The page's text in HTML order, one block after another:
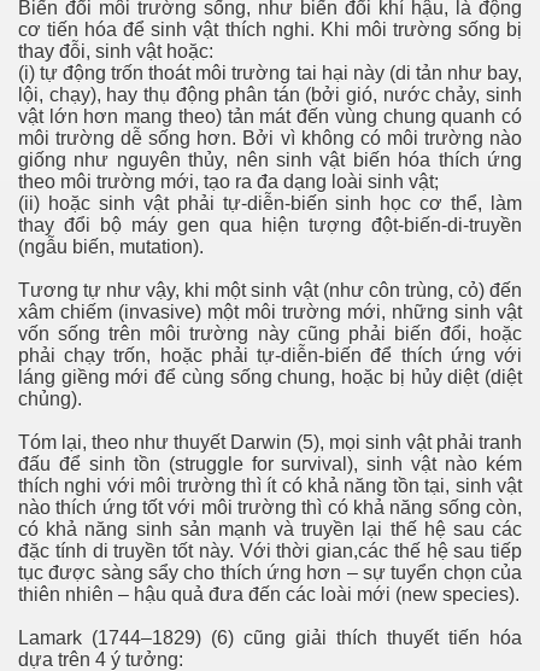
Biến đổi môi trường sống, như biến đổi khí hậu, là động
cơ tiến hóa để sinh vật thích nghi. Khi môi trường sống bị
thay đỗi, sinh vật hoặc:
(i) tự động trốn thoát môi trường tai hại này (di tản như bay,
lội, chạy), hay thụ động phân tán (bởi gió, nước chảy, sinh
vật lớn hơn mang theo) tản mát đến vùng chung quanh có
môi trường dễ sống hơn. Bởi vì không có môi trường nào
giống như nguyên thủy, nên sinh vật biến hóa thích ứng
theo môi trường mới, tạo ra đa dạng loài sinh vật;
(ii) hoặc sinh vật phải tự-diễn-biến sinh học cơ thể, làm
thay đổi bộ máy gen qua hiện tượng đột-biến-di-truyền
(ngẫu biến, mutation).
Tương tự như vậy, khi một sinh vật (như côn trùng, cỏ) đến
xâm chiếm (invasive) một môi trường mới, những sinh vật
vốn sống trên môi trường này cũng phải biến đổi, hoặc
phải chạy trốn, hoặc phải tự-diễn-biến để thích ứng với
láng giềng mới để cùng sống chung, hoặc bị hủy diệt (diệt
chủng).
Tóm lại, theo như thuyết Darwin (5), mọi sinh vật phải tranh
đấu để sinh tồn (struggle for survival), sinh vật nào kém
thích nghi với môi trường thì ít có khả năng tồn tại, sinh vật
nào thích ứng tốt với môi trường thì có khả năng sống còn,
có khả năng sinh sản mạnh và truyền lại thế hệ sau các
đặc tính di truyền tốt này. Với thời gian,các thế hệ sau tiếp
tục được sàng sẩy cho thích ứng hơn – sự tuyển chọn của
thiên nhiên – hậu quả đưa đến các loài mới (new species).
Lamark (1744–1829) (6) cũng giải thích thuyết tiến hóa
dựa trên 4 ý tưởng: